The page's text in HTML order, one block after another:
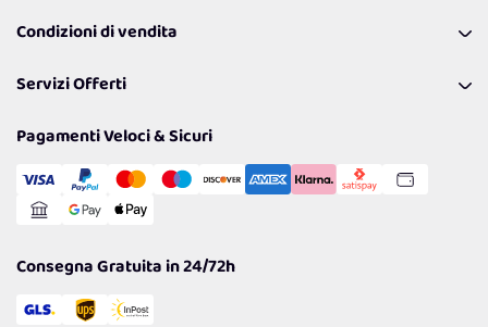
Lavora con noi
Politiche per la parità di genere
Richiamami
Resi
Condizioni di vendita
Spedizioni
Cookie Policy
Gestisci Cookie
Servizi Offerti
Reso Facile e Veloce
Pagamenti Veloci & Sicuri
Consegna Gratuita in 24/72h